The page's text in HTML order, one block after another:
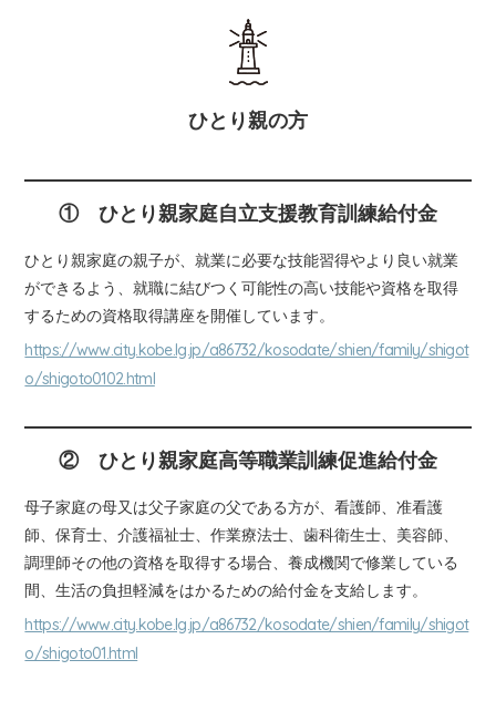
ひとり親の方
① ひとり親家庭自立支援教育訓練給付金
ひとり親家庭の親子が、就業に必要な技能習得やより良い就業
ができるよう、就職に結びつく可能性の高い技能や資格を取得
するための資格取得講座を開催しています。
https://www.city.kobe.lg.jp/a86732/kosodate/shien/family/shigot
o/shigoto0102.html
② ひとり親家庭高等職業訓練促進給付金
母子家庭の母又は父子家庭の父である方が、看護師、准看護
師、保育士、介護福祉士、作業療法士、歯科衛生士、美容師、
調理師その他の資格を取得する場合、養成機関で修業している
間、生活の負担軽減をはかるための給付金を支給します。
https://www.city.kobe.lg.jp/a86732/kosodate/shien/family/shigot
o/shigoto01.html